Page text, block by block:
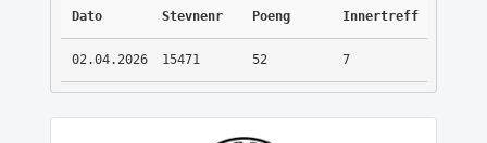
Dato Stevnenr Poeng Innertreff
02.04.2026 15471 52 7